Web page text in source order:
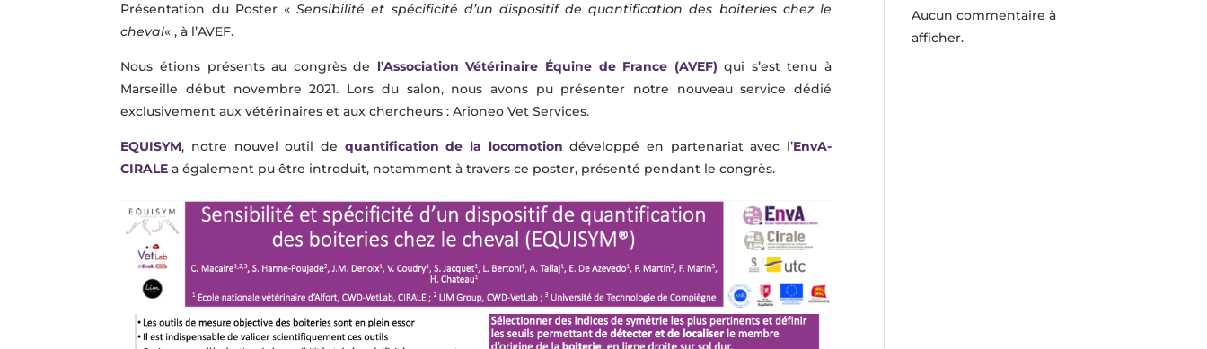
Présentation du Poster «Sensibilité et spécificité d’un dispositif de quantification des boiteries chez le
cheval« , à l’AVEF.
Nous étions présents au congrès de l’Association Vétérinaire Équine de France (AVEF) qui s’est tenu à
Marseille début novembre 2021. Lors du salon, nous avons pu présenter notre nouveau service dédié
exclusivement aux vétérinaires et aux chercheurs : Arioneo Vet Services.
EQUISYM, notre nouvel outil de quantification de la locomotion développé en partenariat avec l’EnvA-
CIRALE a également pu être introduit, notamment à travers ce poster, présenté pendant le congrès.
Aucun commentaire à
afficher.